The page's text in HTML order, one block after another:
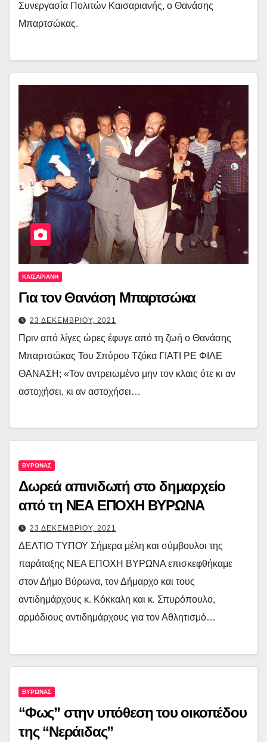
Συνεργασία Πολιτών Καισαριανής, ο Θανάσης
Μπαρτσώκας.
ΚΑΙΣΑΡΙΑΝΗ
Για τον Θανάση Μπαρτσώκα
23 ΔΕΚΕΜΒΡΙΟΥ, 2021
Πριν από λίγες ώρες έφυγε από τη ζωή ο Θανάσης
Μπαρτσώκας Του Σπύρου Τζόκα ΓΙΑΤΙ ΡΕ ΦΙΛΕ
ΘΑΝΑΣΗ; «Τον αντρειωμένο μην τον κλαις ότε κι αν
αστοχήσει, κι αν αστοχήσει…
ΒΥΡΩΝΑΣ
Δωρεά απινιδωτή στο δημαρχείο
από τη ΝΕΑ ΕΠΟΧΗ ΒΥΡΩΝΑ
23 ΔΕΚΕΜΒΡΙΟΥ, 2021
ΔΕΛΤΙΟ ΤΥΠΟΥ Σήμερα μέλη και σύμβουλοι της
παράταξης ΝΕΑ ΕΠΟΧΗ ΒΥΡΩΝΑ επισκεφθήκαμε
στον Δήμο Βύρωνα, τον Δήμαρχο και τους
αντιδημάρχους κ. Κόκκαλη και κ. Σπυρόπουλο,
αρμόδιους αντιδημάρχους για τον Αθλητισμό…
ΒΥΡΩΝΑΣ
“Φως” στην υπόθεση του οικοπέδου
της “Νεράιδας”